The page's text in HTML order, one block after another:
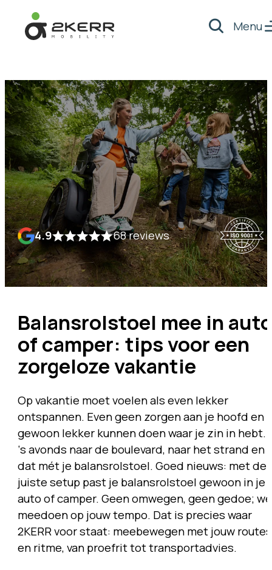
Zoeken
Menu
4.9 68 reviews
Balansrolstoel mee in auto
of camper: tips voor een
zorgeloze vakantie
Op vakantie moet voelen als even lekker
ontspannen. Even geen zorgen aan je hoofd en
gewoon lekker kunnen doen waar je zin in hebt.
‘s avonds naar de boulevard, naar het strand en
dat mét je balansrolstoel. Goed nieuws: met de
juiste setup past je balansrolstoel gewoon in je
auto of camper. Geen omwegen, geen gedoe;
meedoen op jouw tempo. Dat is precies waar
2KERR voor staat: meebewegen met jouw routes
en ritme, van proefrit tot transportadvies.